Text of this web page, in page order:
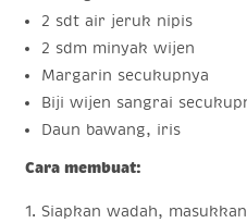
2 sdt air jeruk nipis
2 sdm minyak wijen
Margarin secukupnya
Biji wijen sangrai
Daun bawang, iris
Cara membuat:
Siapkan wadah,